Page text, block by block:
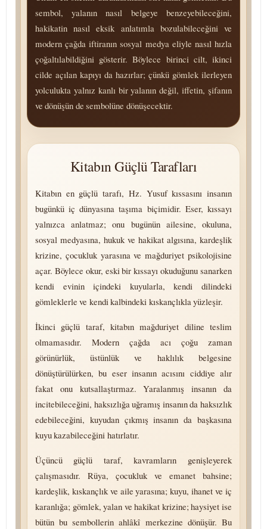
sembol, yalanın nasıl belgeye benzeyebileceğini,
hakikatin nasıl eksik anlatımla bozulabileceğini ve
modern çağda iftiranın sosyal medya eliyle nasıl hızla
çoğaltılabildiğini gösterir. Böylece birinci cilt, ikinci
cilde açılan kapıyı da hazırlar; çünkü gömlek ilerleyen
yolculukta yalnız kanlı bir yalanın değil, iffetin, şifanın
ve dönüşün de sembolüne dönüşecektir.
Kitabın Güçlü Tarafları
Kitabın en güçlü tarafı, Hz. Yusuf kıssasını insanın
bugünkü iç dünyasına taşıma biçimidir. Eser, kıssayı
yalnızca anlatmaz; onu bugünün ailesine, okuluna,
sosyal medyasına, hukuk ve hakikat algısına, kardeşlik
krizine, çocukluk yarasına ve mağduriyet psikolojisine
açar. Böylece okur, eski bir kıssayı okuduğunu sanarken
kendi evinin içindeki kuyularla, kendi dilindeki
gömleklerle ve kendi kalbindeki kıskançlıkla yüzleşir.
İkinci güçlü taraf, kitabın mağduriyet diline teslim
olmamasıdır. Modern çağda acı çoğu zaman
görünürlük, üstünlük ve haklılık belgesine
dönüştürülürken, bu eser insanın acısını ciddiye alır
fakat onu kutsallaştırmaz. Yaralanmış insanın da
incitebileceğini, haksızlığa uğramış insanın da haksızlık
edebileceğini, kuyudan çıkmış insanın da başkasına
kuyu kazabileceğini hatırlatır.
Üçüncü güçlü taraf, kavramların genişleyerek
çalışmasıdır. Rüya, çocukluk ve emanet bahsine;
kardeşlik, kıskançlık ve aile yarasına; kuyu, ihanet ve iç
karanlığa; gömlek, yalan ve hakikat krizine; haysiyet ise
bütün bu sembollerin ahlâkî merkezine dönüşür. Bu